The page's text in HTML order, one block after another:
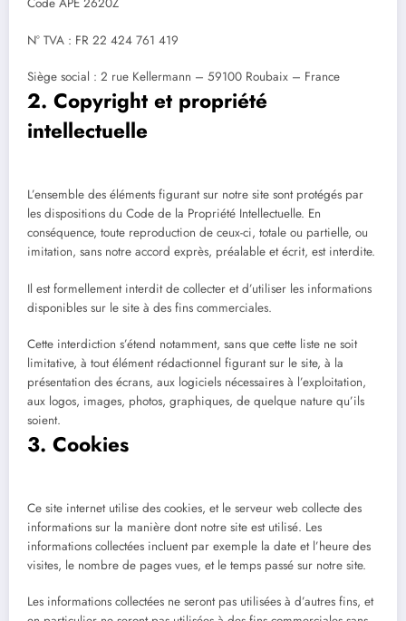
Code APE 2620Z
N° TVA : FR 22 424 761 419
Siège social : 2 rue Kellermann – 59100 Roubaix – France
2. Copyright et propriété
intellectuelle
L’ensemble des éléments figurant sur notre site sont protégés par
les dispositions du Code de la Propriété Intellectuelle. En
conséquence, toute reproduction de ceux-ci, totale ou partielle, ou
imitation, sans notre accord exprès, préalable et écrit, est interdite.
Il est formellement interdit de collecter et d’utiliser les informations
disponibles sur le site à des fins commerciales.
Cette interdiction s’étend notamment, sans que cette liste ne soit
limitative, à tout élément rédactionnel figurant sur le site, à la
présentation des écrans, aux logiciels nécessaires à l’exploitation,
aux logos, images, photos, graphiques, de quelque nature qu’ils
soient.
3. Cookies
Ce site internet utilise des cookies, et le serveur web collecte des
informations sur la manière dont notre site est utilisé. Les
informations collectées incluent par exemple la date et l’heure des
visites, le nombre de pages vues, et le temps passé sur notre site.
Les informations collectées ne seront pas utilisées à d’autres fins, et